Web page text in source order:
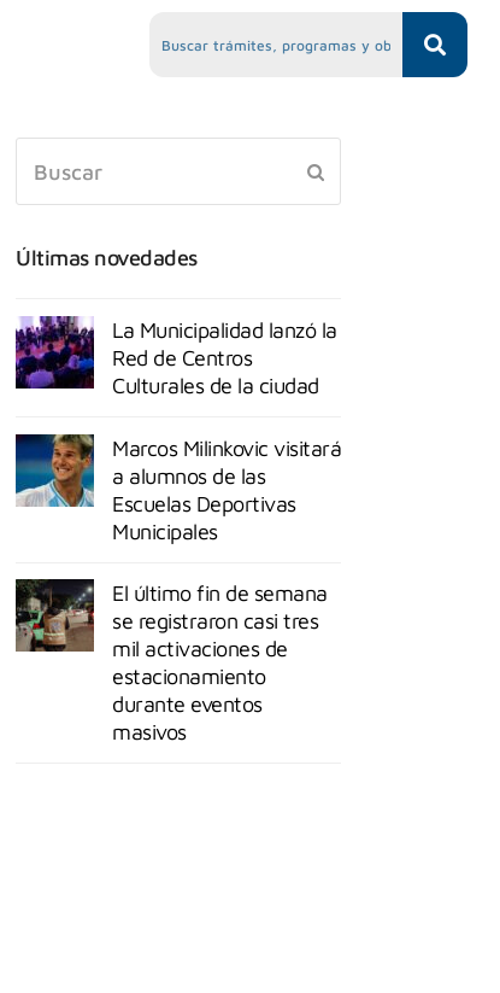
Últimas novedades
La Municipalidad lanzó la
Red de Centros
Culturales de la ciudad
Marcos Milinkovic visitará
a alumnos de las
Escuelas Deportivas
Municipales
El último fin de semana
se registraron casi tres
mil activaciones de
estacionamiento
durante eventos
masivos